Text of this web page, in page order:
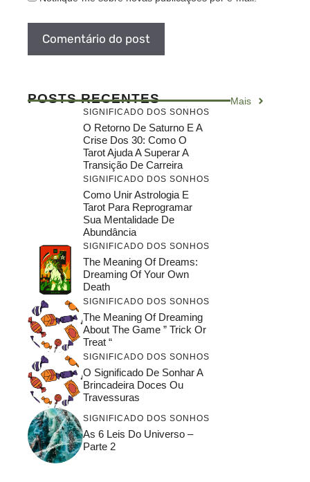
POSTS RECENTES Mais
SIGNIFICADO DOS SONHOS
O Retorno De Saturno E A
Crise Dos 30: Como O
Tarot Ajuda A Superar A
Transição De Carreira
SIGNIFICADO DOS SONHOS
Como Unir Astrologia E
Tarot Para Reprogramar
Sua Mentalidade De
Abundância
SIGNIFICADO DOS SONHOS
The Meaning Of Dreams:
Dreaming Of Your Own
Death
SIGNIFICADO DOS SONHOS
The Meaning Of Dreaming
About The Game ” Trick Or
Treat “
SIGNIFICADO DOS SONHOS
O Significado De Sonhar A
Brincadeira Doces Ou
Travessuras
SIGNIFICADO DOS SONHOS
As 6 Leis Do Universo –
Parte 2